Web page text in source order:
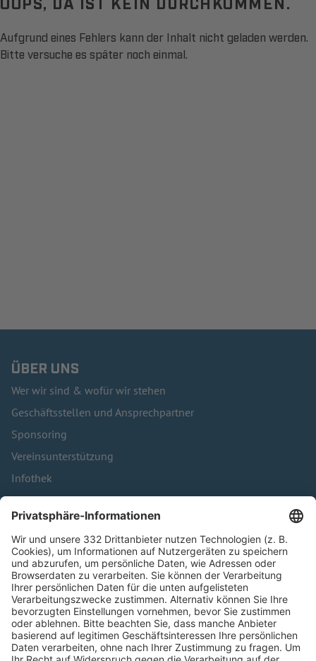
Aufgrund eines Fehlers kann der Inhalt nicht geladen werden.
Bitte versuche es später noch einmal.
ÜBER UNS
Wer wir sind & wofür wir stehen
Geschäftsstellen und Ansprechpartner
Sponsoring
Vereinsunterstützung
Infothek
Kontakt
HÄUFIG BESUCHTE SEITEN
Pässe und Vereinswechsel
Trainerausbildung
Schulungsangebot Vereinsmitarbeiter
BFV-Geschäftsstellen
Trainerbörse